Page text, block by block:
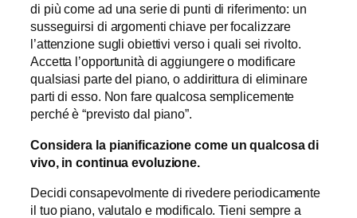
di più come ad una serie di punti di riferimento: un
susseguirsi di argomenti chiave per focalizzare
l’attenzione sugli obiettivi verso i quali sei rivolto.
Accetta l’opportunità di aggiungere o modificare
qualsiasi parte del piano, o addirittura di eliminare
parti di esso. Non fare qualcosa semplicemente
perché è “previsto dal piano”.
Considera la pianificazione come un qualcosa di
vivo, in continua evoluzione.
Decidi consapevolmente di rivedere periodicamente
il tuo piano, valutalo e modificalo. Tieni sempre a